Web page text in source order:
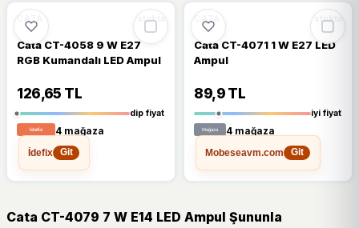
%29 DÜŞTÜ
CATA stokta
Cata CT-4058 9 W E27
RGB Kumandalı LED Ampul
126,65 TL
dip fiyat
4 mağaza
İdefix
Git
%48 DÜŞTÜ
CATA stokta
Cata CT-4071 1 W E27 LED
Ampul
89,9 TL
iyi fiyat
4 mağaza
Mobeseavm.com
Git
Cata CT-4079 7 W E14 LED Ampul Şununla